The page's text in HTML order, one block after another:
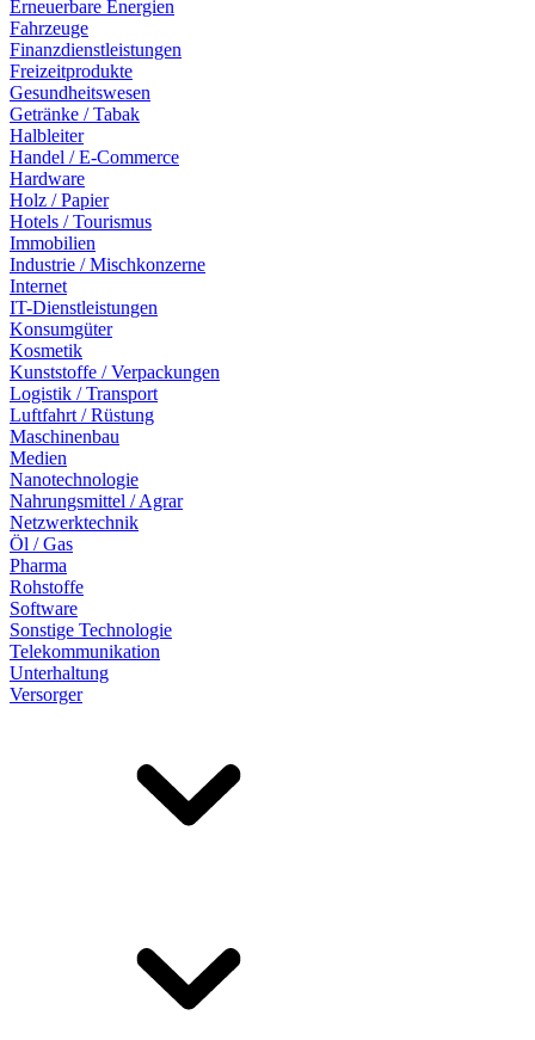
Erneuerbare Energien
Fahrzeuge
Finanzdienstleistungen
Freizeitprodukte
Gesundheitswesen
Getränke / Tabak
Halbleiter
Handel / E-Commerce
Hardware
Holz / Papier
Hotels / Tourismus
Immobilien
Industrie / Mischkonzerne
Internet
IT-Dienstleistungen
Konsumgüter
Kosmetik
Kunststoffe / Verpackungen
Logistik / Transport
Luftfahrt / Rüstung
Maschinenbau
Medien
Nanotechnologie
Nahrungsmittel / Agrar
Netzwerktechnik
Öl / Gas
Pharma
Rohstoffe
Software
Sonstige Technologie
Telekommunikation
Unterhaltung
Versorger